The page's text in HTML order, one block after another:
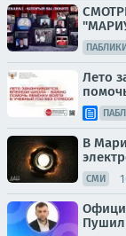
Лето
В
СМИ